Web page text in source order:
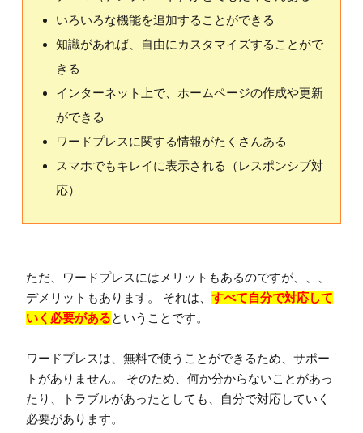
いろいろな機能を追加することができる
知識があれば、自由にカスタマイズすることがで
きる
インターネット上で、ホームページの作成や更新
ができる
ワードプレスに関する情報がたくさんある
スマホでもキレイに表示される（レスポンシブ対
応）
ただ、ワードプレスにはメリットもあるのですが、、、
デメリットもあります。 それは、 すべて自分で対応して
いく必要があるということです。
ワードプレスは、無料で使うことができるため、サポー
トがありません。 そのため、何か分からないことがあっ
たり、トラブルがあったとしても、自分で対応していく
必要があります。